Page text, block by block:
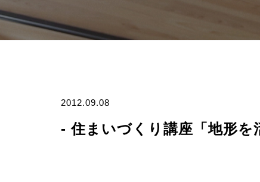
－CONCEPT
2012.09.08
- 住まいづくり講座「地形を